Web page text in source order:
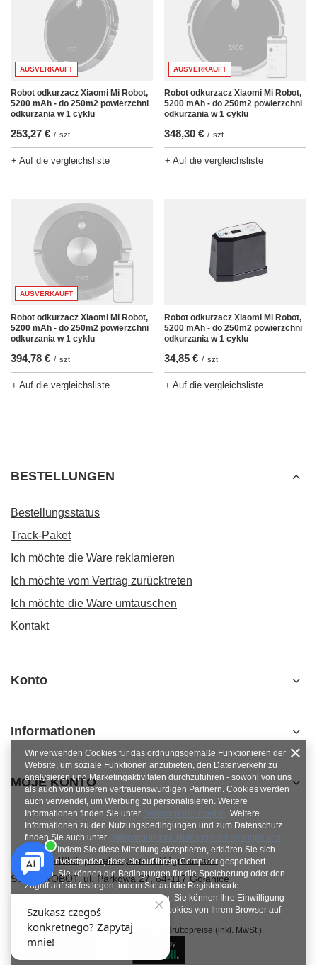
AUSVERKAUFT
Robot odkurzacz Xiaomi Mi Robot,
5200 mAh - do 250m2 powierzchni
odkurzania w 1 cyklu
253,27 € / szt.
+ Auf die vergleichsliste
AUSVERKAUFT
Robot odkurzacz Xiaomi Mi Robot,
5200 mAh - do 250m2 powierzchni
odkurzania w 1 cyklu
348,30 € / szt.
+ Auf die vergleichsliste
AUSVERKAUFT
Robot odkurzacz Xiaomi Mi Robot,
5200 mAh - do 250m2 powierzchni
odkurzania w 1 cyklu
394,78 € / szt.
+ Auf die vergleichsliste
Robot odkurzacz Xiaomi Mi Robot,
5200 mAh - do 250m2 powierzchni
odkurzania w 1 cyklu
34,85 € / szt.
+ Auf die vergleichsliste
BESTELLUNGEN
Bestellungsstatus
Track-Paket
Ich möchte die Ware reklamieren
Ich möchte vom Vertrag zurücktreten
Ich möchte die Ware umtauschen
Kontakt
Konto
Informationen
MOJE KONTO
+48784454053 pawel.superrobot@gmail.com
SUPERROBOT,ul. Parkowa 27,64-117Gołanice
Im Shop präsentieren wir die Bruttopreise (inkl. MwSt.).
Wir verwenden Cookies für das ordnungsgemäße Funktionieren der
Website, um soziale Funktionen anzubieten, den Datenverkehr zu
analysieren und Marketingaktivitäten durchzuführen - sowohl von uns
als auch von unseren vertrauenswürdigen Partnern. Cookies werden
auch verwendet, um Werbung zu personalisieren. Weitere
Informationen finden Sie unter Datenschutzhinweise. Weitere
Informationen zu den Nutzungsbedingungen und zum Datenschutz
finden Sie auch unter Datenschutz und Nutzungsbedingungen von
Google. Indem Sie diese Mitteilung akzeptieren, erklären Sie sich
damit einverstanden, dass sie auf Ihrem Computer gespeichert
werden. Sie können die Bedingungen für die Speicherung oder den
Zugriff auf sie festlegen, indem Sie auf die Registerkarte
„Zustimmungen konfigurieren“ klicken. Sie können Ihre Einwilligung
jederzeit widerrufen, indem Sie die Cookies von Ihrem Browser auf
dem jeweiligen Endgerät löschen.
Schließen